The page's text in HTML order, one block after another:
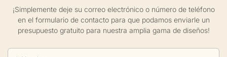
¡Simplemente deje su correo electrónico o número de teléfono
en el formulario de contacto para que podamos enviarle un
presupuesto gratuito para nuestra amplia gama de diseños!